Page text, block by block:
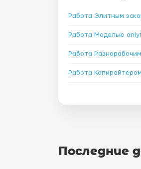
Работа Элитным
Работа Моделью
Работа
Работа
Последние